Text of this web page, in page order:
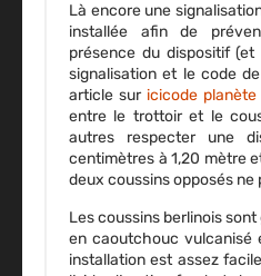
Là encore une
installée afin de
présence du dispositif (et
signalisation et le code
article sur icicode planète
entre le trottoir et le
autres respecter une
centimètres à 1,20 mètre
deux coussins opposés
Les coussins berlinois
en caoutchouc vulcanisé
installation est assez